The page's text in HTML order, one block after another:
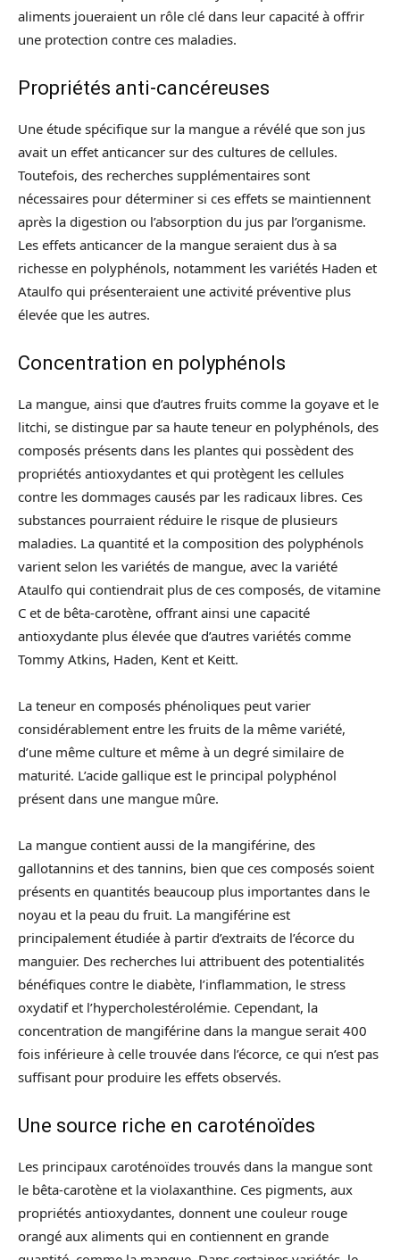
aliments joueraient un rôle clé dans leur capacité à offrir
une protection contre ces maladies.
Propriétés anti-cancéreuses
Une étude spécifique sur la mangue a révélé que son jus
avait un effet anticancer sur des cultures de cellules.
Toutefois, des recherches supplémentaires sont
nécessaires pour déterminer si ces effets se maintiennent
après la digestion ou l’absorption du jus par l’organisme.
Les effets anticancer de la mangue seraient dus à sa
richesse en polyphénols, notamment les variétés Haden et
Ataulfo qui présenteraient une activité préventive plus
élevée que les autres.
Concentration en polyphénols
La mangue, ainsi que d’autres fruits comme la goyave et le
litchi, se distingue par sa haute teneur en polyphénols, des
composés présents dans les plantes qui possèdent des
propriétés antioxydantes et qui protègent les cellules
contre les dommages causés par les radicaux libres. Ces
substances pourraient réduire le risque de plusieurs
maladies. La quantité et la composition des polyphénols
varient selon les variétés de mangue, avec la variété
Ataulfo qui contiendrait plus de ces composés, de vitamine
C et de bêta-carotène, offrant ainsi une capacité
antioxydante plus élevée que d’autres variétés comme
Tommy Atkins, Haden, Kent et Keitt.
La teneur en composés phénoliques peut varier
considérablement entre les fruits de la même variété,
d’une même culture et même à un degré similaire de
maturité. L’acide gallique est le principal polyphénol
présent dans une mangue mûre.
La mangue contient aussi de la mangiférine, des
gallotannins et des tannins, bien que ces composés soient
présents en quantités beaucoup plus importantes dans le
noyau et la peau du fruit. La mangiférine est
principalement étudiée à partir d’extraits de l’écorce du
manguier. Des recherches lui attribuent des potentialités
bénéfiques contre le diabète, l’inflammation, le stress
oxydatif et l’hypercholestérolémie. Cependant, la
concentration de mangiférine dans la mangue serait 400
fois inférieure à celle trouvée dans l’écorce, ce qui n’est pas
suffisant pour produire les effets observés.
Une source riche en caroténoïdes
Les principaux caroténoïdes trouvés dans la mangue sont
le bêta-carotène et la violaxanthine. Ces pigments, aux
propriétés antioxydantes, donnent une couleur rouge
orangé aux aliments qui en contiennent en grande